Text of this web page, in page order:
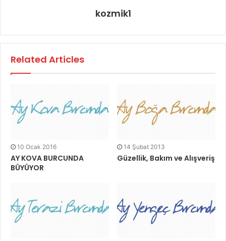
kozmik1
Related Articles
10 Ocak 2016
AY KOVA BURCUNDA
BÜYÜYOR
14 Şubat 2013
Güzellik, Bakım ve Alışveriş